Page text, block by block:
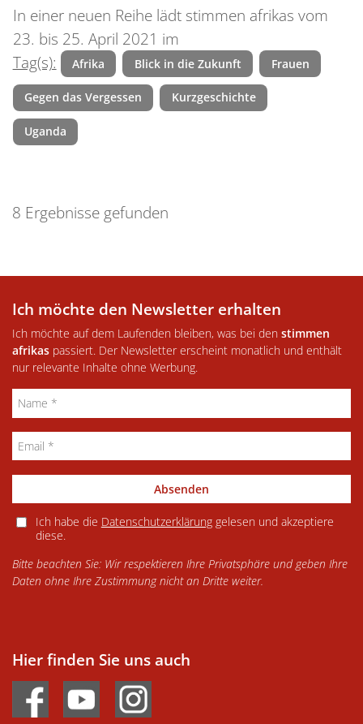
In einer neuen Reihe lädt stimmen afrikas vom
23. bis 25. April 2021 im
Tag(s):
Afrika Blick in die Zukunft Frauen
Gegen das Vergessen Kurzgeschichte
Uganda
8 Ergebnisse gefunden
Ich möchte den Newsletter erhalten
Ich möchte auf dem Laufenden bleiben, was bei den stimmen
afrikas passiert. Der Newsletter erscheint monatlich und enthält
nur relevante Inhalte ohne Werbung.
Absenden
Ich habe die Datenschutzerklärunggelesen und akzeptiere
diese.
Bitte beachten Sie: Wir respektieren Ihre Privatsphäre und geben Ihre
Daten ohne Ihre Zustimmung nicht an Dritte weiter.
Hier finden Sie uns auch